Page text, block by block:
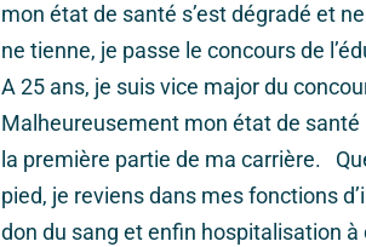
mon état de santé s’est dégradé et
ne tienne, je passe le concours de
A 25 ans, je suis vice major du
Malheureusement mon état de santé
la première partie de ma carrière.
pied, je reviens dans mes fonctions
don du sang et enfin hospitalisation